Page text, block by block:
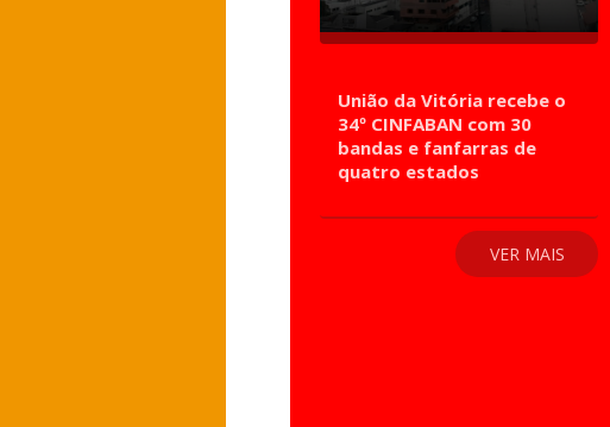
União da Vitória recebe o
34º CINFABAN com 30
bandas e fanfarras de
quatro estados
VER MAIS